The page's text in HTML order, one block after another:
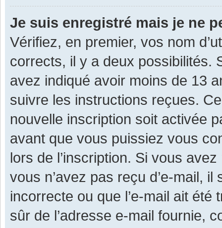
Je suis enregistré mais je ne
Vérifiez, en premier, vos nom
corrects, il y a deux possibilités.
avez indiqué avoir moins de 13
suivre les instructions reçues.
nouvelle inscription soit activée
avant que vous puissiez vous
lors de l’inscription. Si vous
vous n’avez pas reçu d’e-mail,
incorrecte ou que l’e-mail ait
sûr de l’adresse e-mail fournie,